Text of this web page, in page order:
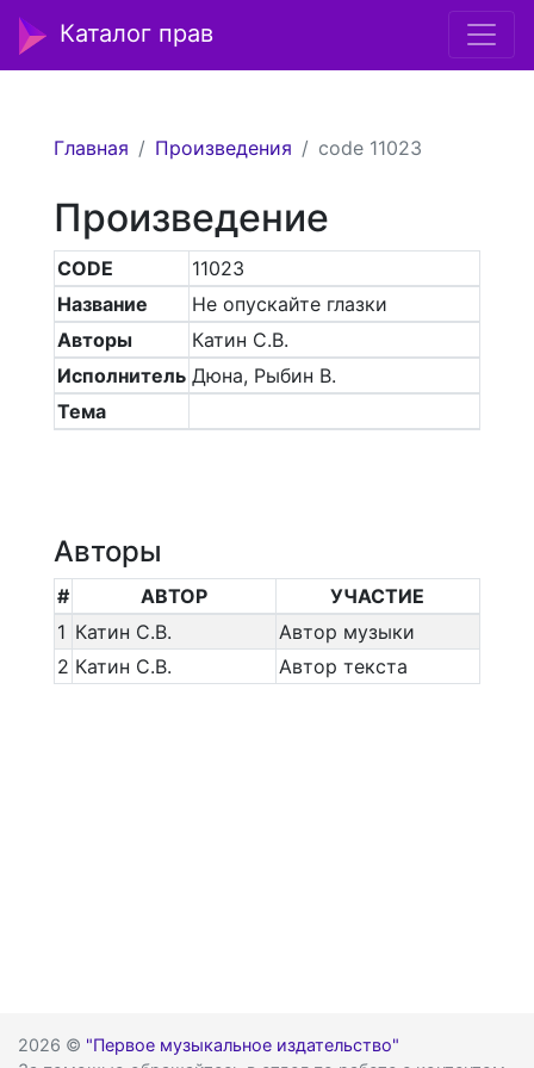
Каталог прав
Главная Произведения code 11023
Произведение
CODE
11023
Название
Не опускайте глазки
Авторы
Катин С.В.
Исполнитель Дюна, Рыбин В.
Тема
Авторы
# АВТОР
УЧАСТИЕ
1 Катин С.В.
Автор музыки
2 Катин С.В. Автор текста
2026 © "Первое музыкальное издательство"